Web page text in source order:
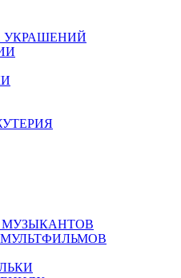
УКРАШЕНИЙ
МУЗЫКАНТОВ